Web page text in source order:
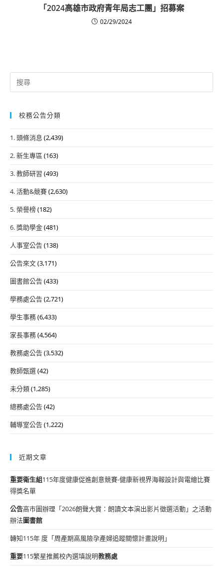
「2024高雄市政府青年局志工團」招募案
02/29/2024
Search
for:
校務公告分類
1. 頭條消息 (2,439)
2. 新生專區 (163)
3. 教師研習 (493)
4. 活動&競賽(2,630)
5. 榮譽榜(182)
6. 獎助學金(481)
人事室公告(138)
公告來文(3,171)
圖書館公告(433)
學務處公告(2,721)
學生事務(6,433)
家長事務(4,564)
教務處公告(3,532)
教師甄選(42)
未分類(1,285)
總務處公告(42)
輔導室公告(1,222)
近期文章
重要衛生組115年度健康促進創意競賽-健康新視界海報設計與電繪比賽
得獎名單
公告高市圖辦理「2026朗聲大賞：朗讀文本演出影片徵選活動」之活動
辦法圖書館
轉知115年 度「周產期高風險孕產婦追蹤關懷計畫說明」
重要115繁星推薦校內選填說明教務處